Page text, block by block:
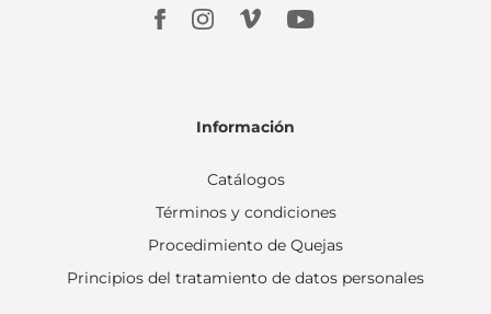
Información
Catálogos
Términos y condiciones
Procedimiento de Quejas
Principios del tratamiento de datos personales